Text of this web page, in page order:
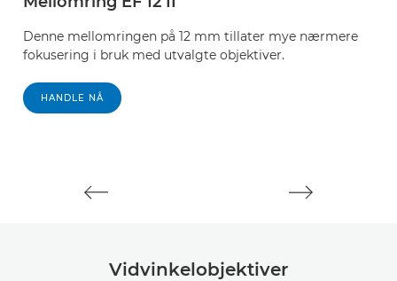
Denne mellomringen på 12 mm tillater mye nærmere
fokusering i bruk med utvalgte objektiver.
HANDLE NÅ
Vidvinkelobjektiver